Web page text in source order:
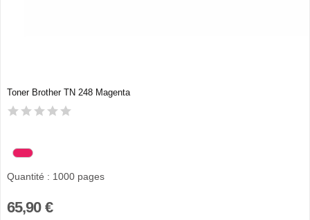
Toner Brother TN 248 Magenta
Quantité : 1000 pages
65,90 €